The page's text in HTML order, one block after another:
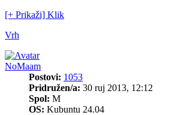
[+ Prikaži] Klik
Vrh
NoMaam
Postovi: 1053
Pridružen/a: 30 ruj 2013, 12:12
Spol: M
OS: Kubuntu 24.04